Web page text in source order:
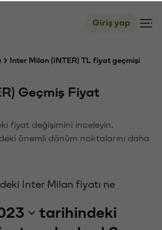
Giriş yap
Inter Milan (INTER) TL fiyat geçmişi
Geçmiş Fiyat
fiyat değişimini inceleyin.
önemli dönüm noktalarını daha
Inter Milan fiyatı ne
tarihindeki